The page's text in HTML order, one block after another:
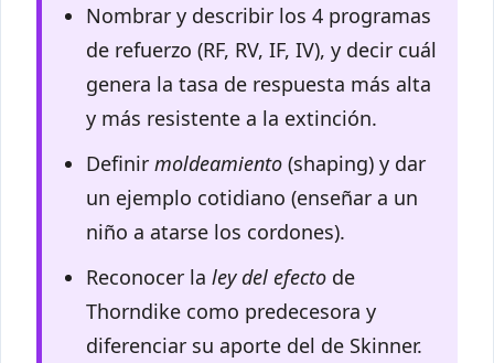
Nombrar y describir los 4 programas
de refuerzo (RF, RV, IF, IV), y decir cuál
genera la tasa de respuesta más alta
y más resistente a la extinción.
Definir moldeamiento (shaping) y dar
un ejemplo cotidiano (enseñar a un
niño a atarse los cordones).
Reconocer la ley del efecto de
Thorndike como predecesora y
diferenciar su aporte del de Skinner.